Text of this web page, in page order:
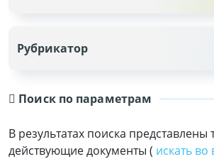
Поиск по параметрам
В результатах поиска представлены
действующие документы ( искать во
Рубрикатор